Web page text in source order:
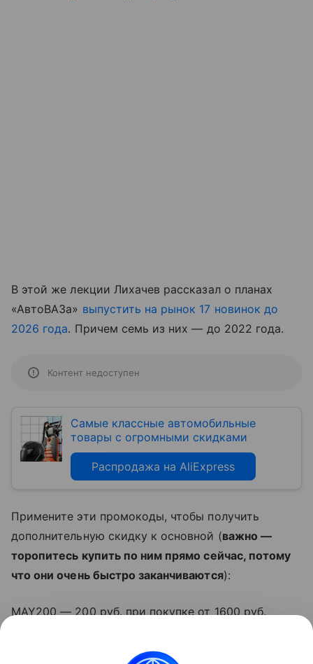
В этой же лекции Лихачев рассказал о планах
«АвтоВАЗа» выпустить на рынок 17 новинок до
2026 года. Причем семь из них — до 2022 года.
Контент недоступен
Самые классные автомобильные
товары с огромными скидками
Распродажа на AliExpress
Примените эти промокоды, чтобы получить
дополнительную скидку к основной (важно —
торопитесь купить по ним прямо сейчас, потому
что они очень быстро заканчиваются):
MAY200 — 200 руб. при покупке от 1600 руб.
MAY125 — 125 руб. при покупке от 1000 руб.